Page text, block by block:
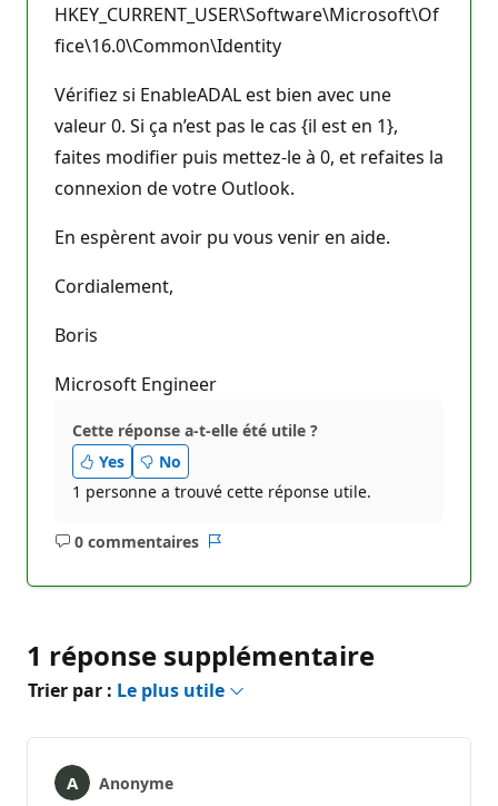
HKEY_CURRENT_USER\Software\Microsoft\Of
fice\16.0\Common\Identity
Vérifiez si EnableADAL est bien avec une
valeur 0. Si ça n’est pas le cas {il est en 1},
faites modifier puis mettez-le à 0, et refaites la
connexion de votre Outlook.
En espèrent avoir pu vous venir en aide.
Cordialement,
Boris
Microsoft Engineer
Cette réponse a-t-elle été utile ?
Yes
No
1 personne a trouvé cette réponse utile.
0 commentaires
Aucun
1 réponse supplémentaire
Trier par : Le plus utile
Anonyme